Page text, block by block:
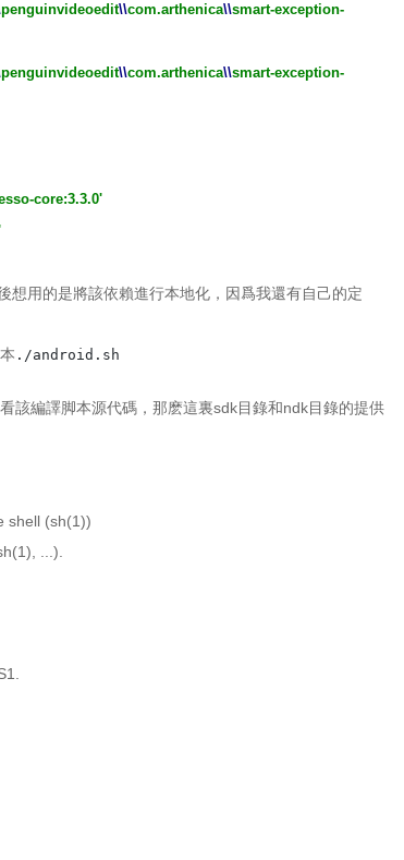
penguinvideoedit\\com.arthenica\\smart-exception-
penguinvideoedit\\com.arthenica\\smart-exception-
core:3.3.0'
想用的是將該依賴進行本地化，因爲我還有自己的定
./android.sh
該編譯脚本源代碼，那麽這裏sdk目錄和ndk目錄的提供
shell (sh(1))
...).